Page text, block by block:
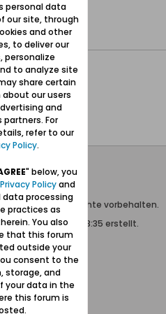
MMXXVI
byvBulletin®
vBulletin. Alle Rechte vorbehalten.
Seite wurde um 13:35 erstellt.
personal data
our site, through
and other
to deliver our
personalize
to analyze site
share certain
our users
and
For
refer to our
Policy.
" below, you
Privacy Policyand
data processing
practices as
You also
that this forum
outside your
consent to the
storage, and
your data in the
this forum is